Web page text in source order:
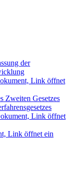
der
Link öffnet
Zweiten Gesetzes
Link öffnet
Link öffnet ein